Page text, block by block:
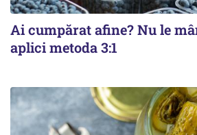
Ai cumpărat afine? Nu le
aplici metoda 3:1